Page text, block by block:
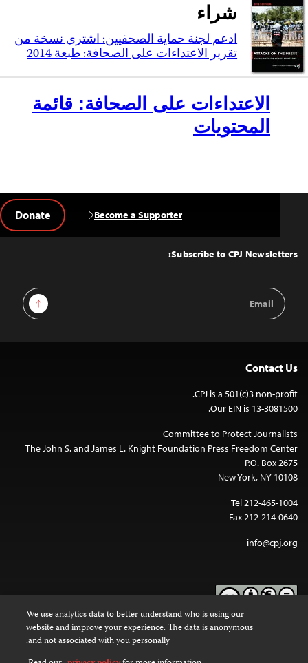
شراء
ادعم لجنة حماية الصحفيين: اشتري نسخة من
تقرير الاعتداءات على الصحافة: طبعة 2014
الاعتداءات على الصحافة: قائمة
المحتويات
Top
Subscribe to CPJ Newsletters:
Email
Address
Sign Up
Become a Supporter
Donate
Contact Us
CPJ is a 501(c)3 non-profit.
Our EIN is 13-3081500.
Committee to Protect Journalists
The John S. and James L. Knight Foundation Press Freedom Center
P.O. Box 2675
New York, NY 10108
Tel 212-465-1004
Fax 212-214-0640
info@cpj.org
Except where noted, text on this website is licensed under a
Commons Attribution-NonCommercial-NoDerivatives 4.0
We use analytics data to better understand who is using our
website and improve your experience. The data is anonymous
and not associated with you personally.